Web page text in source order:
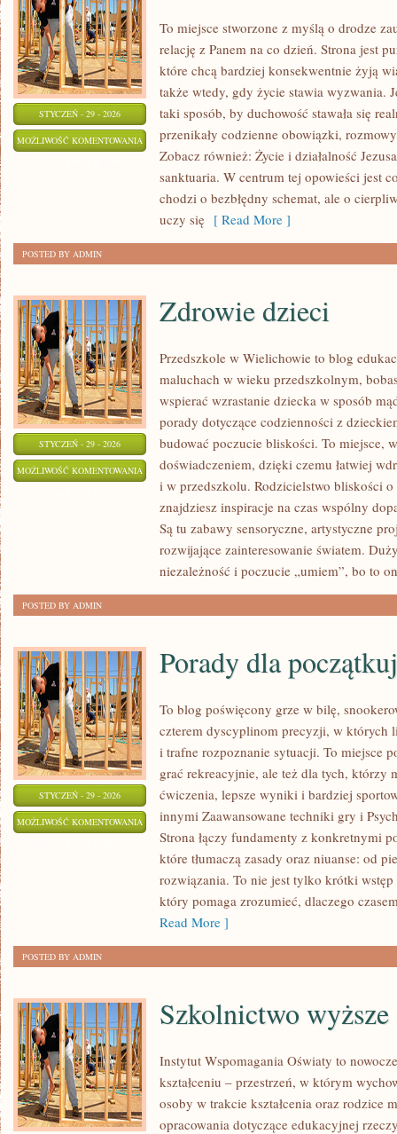
STYCZEŃ - 29 - 2026
MOŻLIWOŚĆ KOMENTOWANIA HISTORIA
KOŚCIOŁA
To miejsce stworzone z myślą o drodze
relację z Panem na co dzień. Strona jest
które chcą bardziej konsekwentnie żyją
także wtedy, gdy życie stawia wyzwania.
taki sposób, by duchowość stawała się
przenikały codzienne obowiązki,
Zobacz również: Życie i działalność
sanktuaria. W centrum tej opowieści jest
chodzi o bezbłędny schemat, ale o
uczy się [ Read More ]
POSTED BY ADMIN
STYCZEŃ - 29 - 2026
MOŻLIWOŚĆ KOMENTOWANIA ZDROWIE
DZIECI
Zdrowie dzieci
Przedszkole w Wielichowie to blog
maluchach w wieku przedszkolnym,
wspierać wzrastanie dziecka w sposób
porady dotyczące codzienności z
budować poczucie bliskości. To miejsce,
doświadczeniem, dzięki czemu łatwiej
i w przedszkolu. Rodzicielstwo bliskości
znajdziesz inspiracje na czas wspólny
Są tu zabawy sensoryczne, artystyczne
rozwijające zainteresowanie światem.
niezależność i poczucie „umiem”, bo to
POSTED BY ADMIN
STYCZEŃ - 29 - 2026
MOŻLIWOŚĆ KOMENTOWANIA PORADY
POCZĄTKUJĄCYCH
Porady dla
To blog poświęcony grze w bilę,
czterem dyscyplinom precyzji, w których
i trafne rozpoznanie sytuacji. To miejsce
grać rekreacyjnie, ale też dla tych, którzy
ćwiczenia, lepsze wyniki i bardziej
innymi Zaawansowane techniki gry i
Strona łączy fundamenty z konkretnymi
które tłumaczą zasady oraz niuanse: od
rozwiązania. To nie jest tylko krótki
który pomaga zrozumieć, dlaczego
Read More ]
POSTED BY ADMIN
Szkolnictwo wyższe
Instytut Wspomagania Oświaty to
kształceniu – przestrzeń, w którym
osoby w trakcie kształcenia oraz rodzice
opracowania dotyczące edukacyjnej